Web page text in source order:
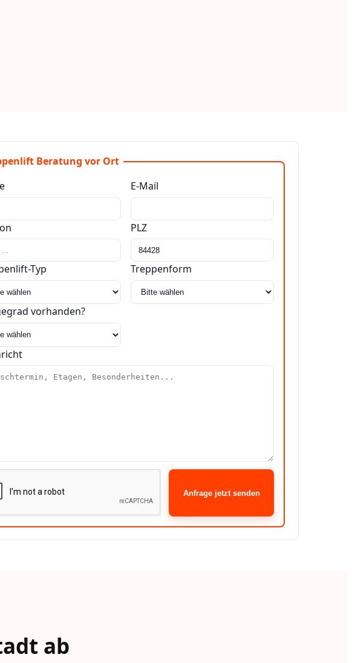
Beratung vor Ort
E-Mail
PLZ
Typ Treppenform
vorhanden?
Anfrage jetzt senden
ab